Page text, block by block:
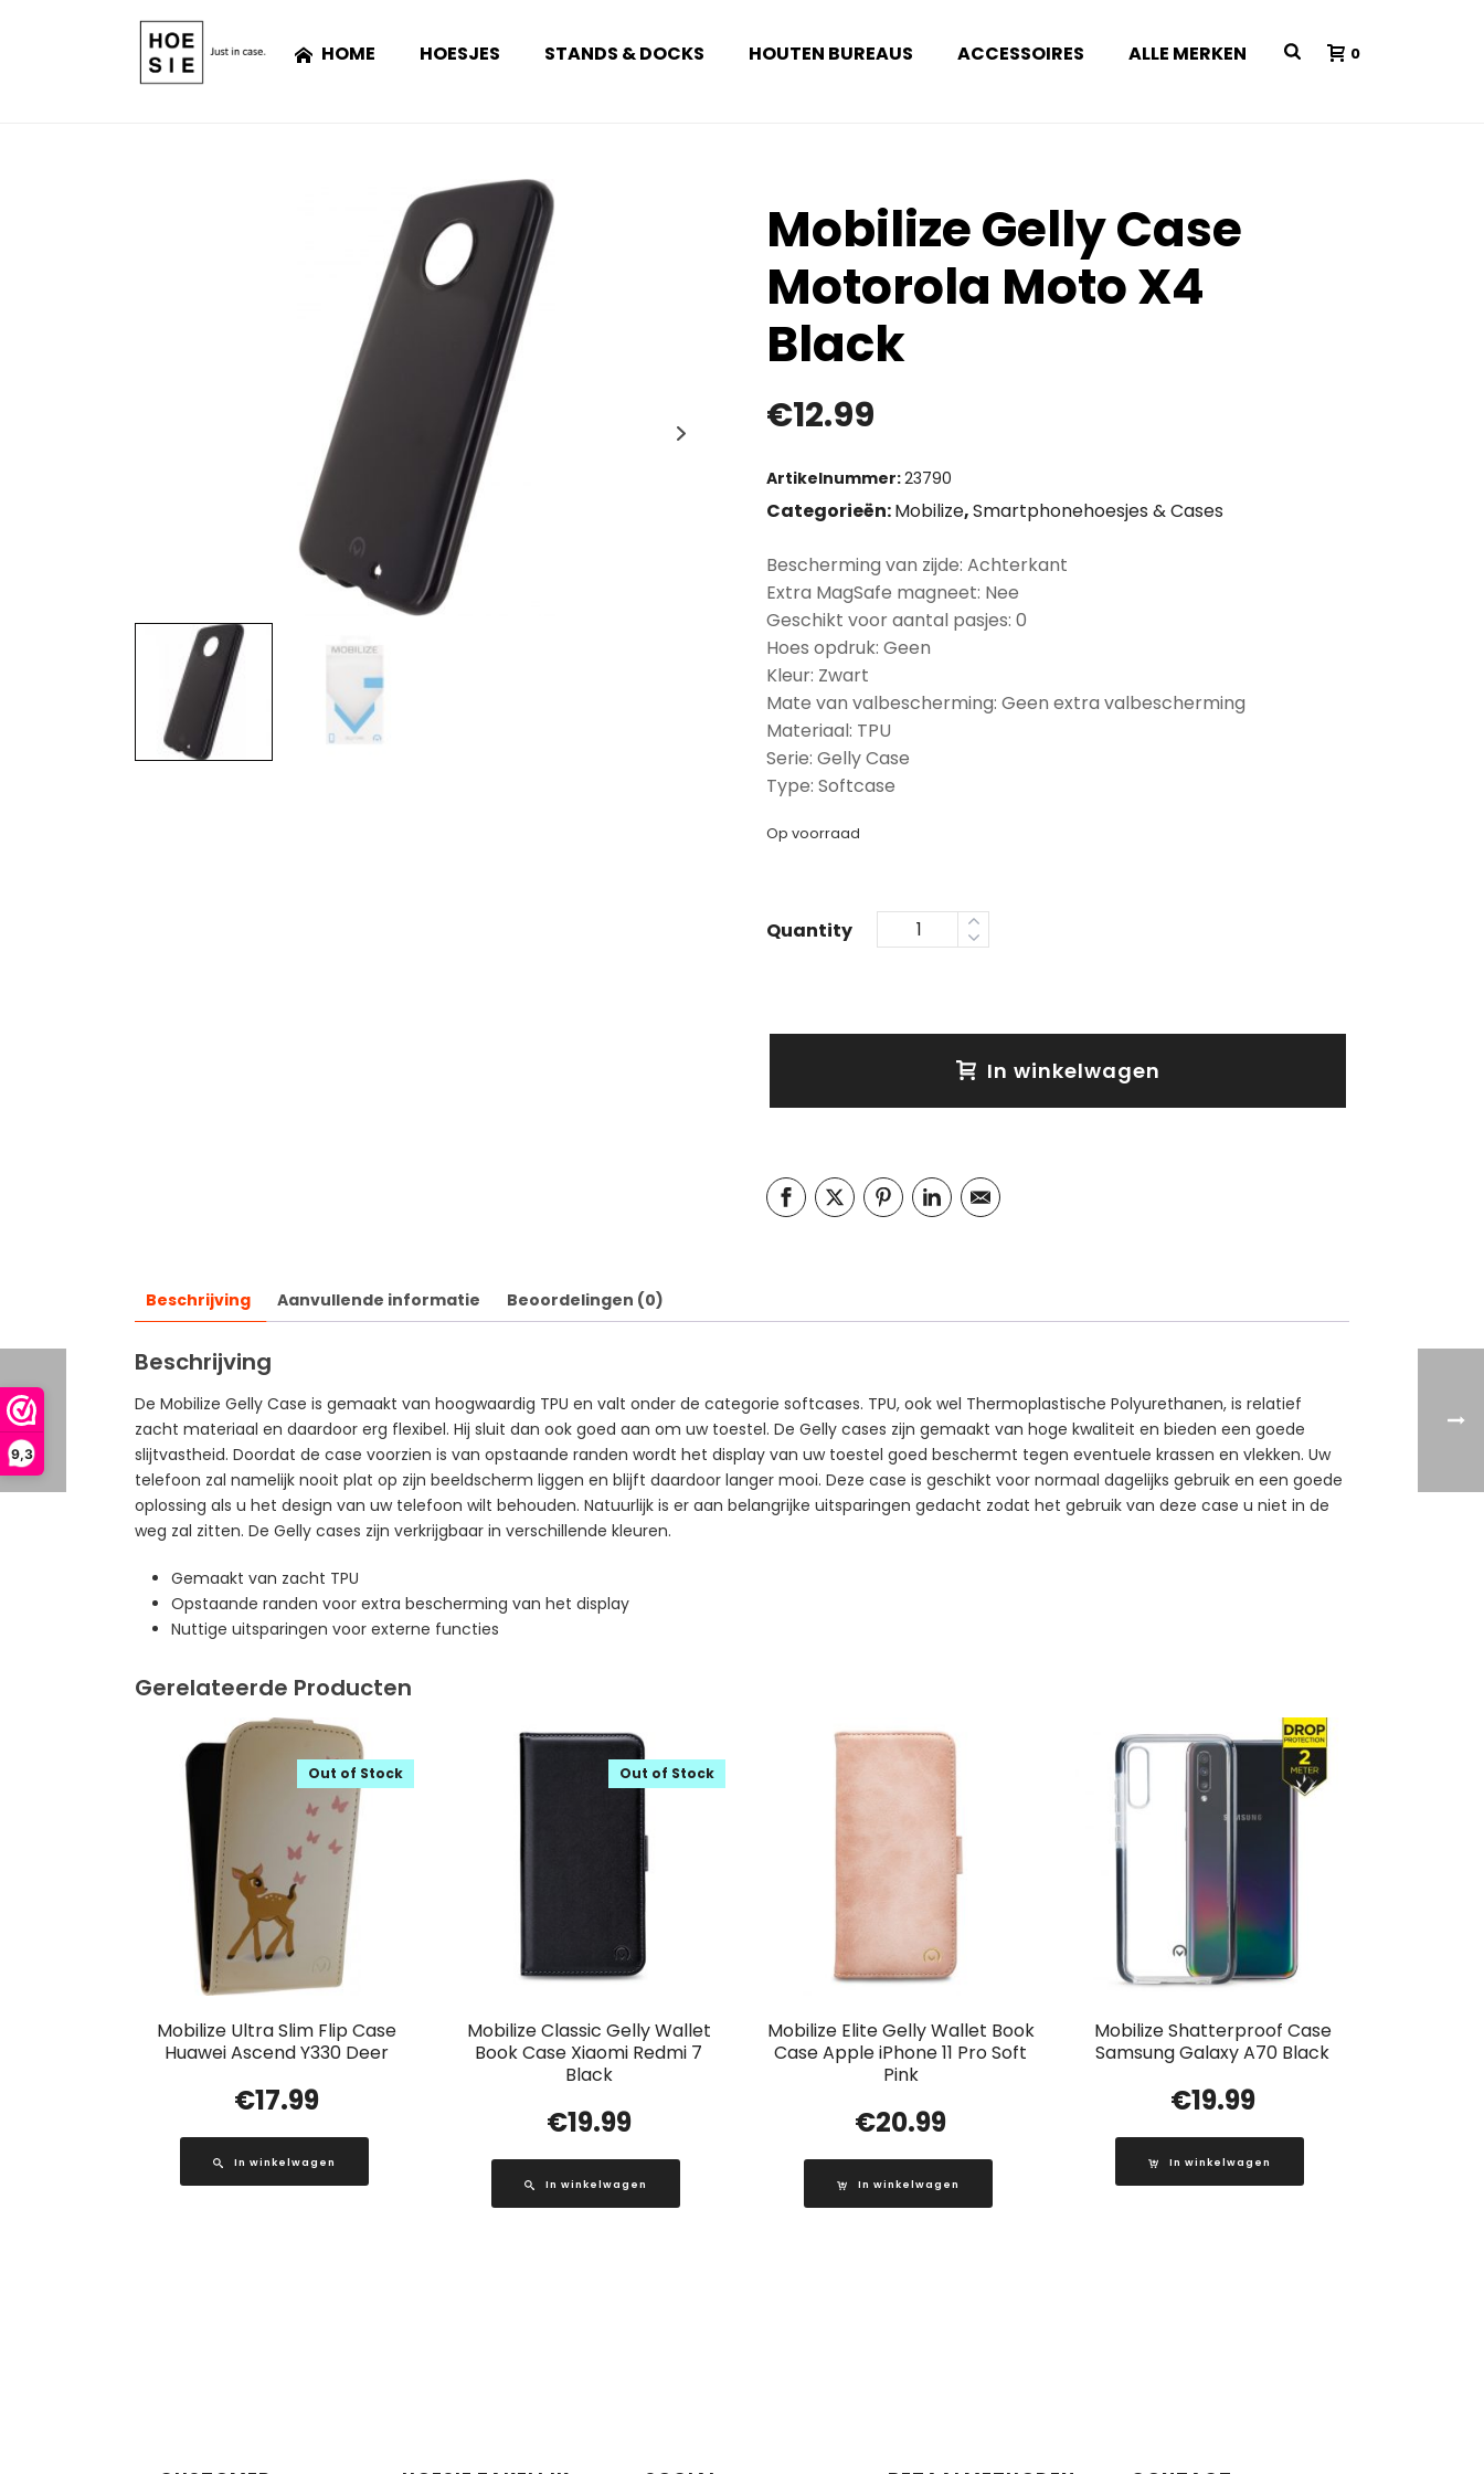
9,3
HOME HOESJES STANDS & DOCKS HOUTEN BUREAUS ACCESSOIRES ALLE MERKEN 0
Mobilize Gelly Case
Motorola Moto X4
Black
€12.99
Artikelnummer:23790
Categorieën:Mobilize,Smartphonehoesjes & Cases
Bescherming van zijde: Achterkant
Extra MagSafe magneet: Nee
Geschikt voor aantal pasjes: 0
Hoes opdruk: Geen
Kleur: Zwart
Mate van valbescherming: Geen extra valbescherming
Materiaal: TPU
Serie: Gelly Case
Type: Softcase
Op voorraad
Quantity
In winkelwagen
Beschrijving Aanvullende informatie Beoordelingen (0)
Beschrijving
De Mobilize Gelly Case is gemaakt van hoogwaardig TPU en valt onder de categorie softcases. TPU, ook wel Thermoplastische Polyurethanen, is relatief
zacht materiaal en daardoor erg flexibel. Hij sluit dan ook goed aan om uw toestel. De Gelly cases zijn gemaakt van hoge kwaliteit en bieden een goede
slijtvastheid. Doordat de case voorzien is van opstaande randen wordt het display van uw toestel goed beschermt tegen eventuele krassen en vlekken. Uw
telefoon zal namelijk nooit plat op zijn beeldscherm liggen en blijft daardoor langer mooi. Deze case is geschikt voor normaal dagelijks gebruik en een goede
oplossing als u het design van uw telefoon wilt behouden. Natuurlijk is er aan belangrijke uitsparingen gedacht zodat het gebruik van deze case u niet in de
weg zal zitten. De Gelly cases zijn verkrijgbaar in verschillende kleuren.
Gemaakt van zacht TPU
Opstaande randen voor extra bescherming van het display
Nuttige uitsparingen voor externe functies
Gerelateerde Producten
Mobilize Ultra Slim Flip Case
Huawei Ascend Y330 Deer
Out of Stock
€17.99
In winkelwagen
Mobilize Classic Gelly Wallet
Book Case Xiaomi Redmi 7
Black
Out of Stock
€19.99
In winkelwagen
Mobilize Elite Gelly Wallet Book
Case Apple iPhone 11 Pro Soft
Pink
€20.99
In winkelwagen
Mobilize Shatterproof Case
Samsung Galaxy A70 Black
€19.99
In winkelwagen